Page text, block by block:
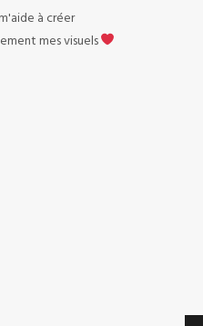
à créer
mes visuels